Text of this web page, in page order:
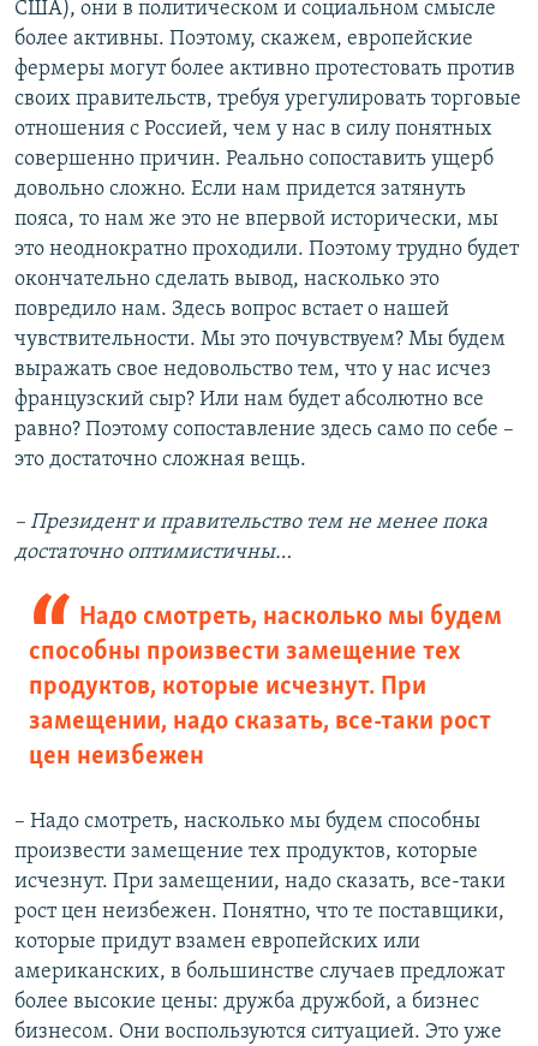
США), они в политическом и социальном смысле
более активны. Поэтому, скажем, европейские
фермеры могут более активно протестовать против
своих правительств, требуя урегулировать торговые
отношения с Россией, чем у нас в силу понятных
совершенно причин. Реально сопоставить ущерб
довольно сложно. Если нам придется затянуть
пояса, то нам же это не впервой исторически, мы
это неоднократно проходили. Поэтому трудно будет
окончательно сделать вывод, насколько это
повредило нам. Здесь вопрос встает о нашей
чувствительности. Мы это почувствуем? Мы будем
выражать свое недовольство тем, что у нас исчез
французский сыр? Или нам будет абсолютно все
равно? Поэтому сопоставление здесь само по себе –
это достаточно сложная вещь.
– Президент и правительство тем не менее пока
достаточно оптимистичны…
Надо смотреть, насколько мы будем
способны произвести замещение тех
продуктов, которые исчезнут. При
замещении, надо сказать, все-таки рост
цен неизбежен
– Надо смотреть, насколько мы будем способны
произвести замещение тех продуктов, которые
исчезнут. При замещении, надо сказать, все-таки
рост цен неизбежен. Понятно, что те поставщики,
которые придут взамен европейских или
американских, в большинстве случаев предложат
более высокие цены: дружба дружбой, а бизнес
бизнесом. Они воспользуются ситуацией. Это уже